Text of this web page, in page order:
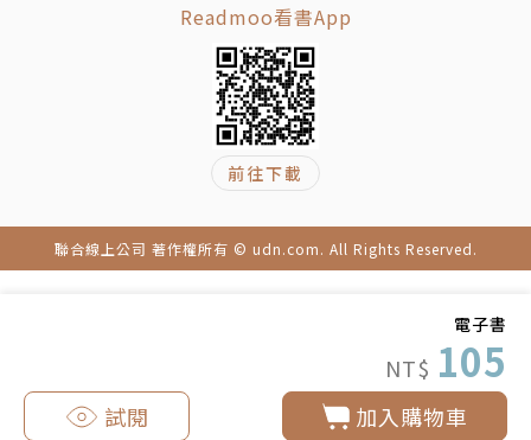
電子書
NT$ 105
加入購物車
試閱
Readmoo看書App
前往下載
聯合線上公司 著作權所有 © udn.com. All Rights Reserved.